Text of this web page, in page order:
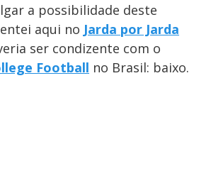
a possibilidade deste
aqui no Jarda por Jarda
ser condizente com o
Football no Brasil: baixo.